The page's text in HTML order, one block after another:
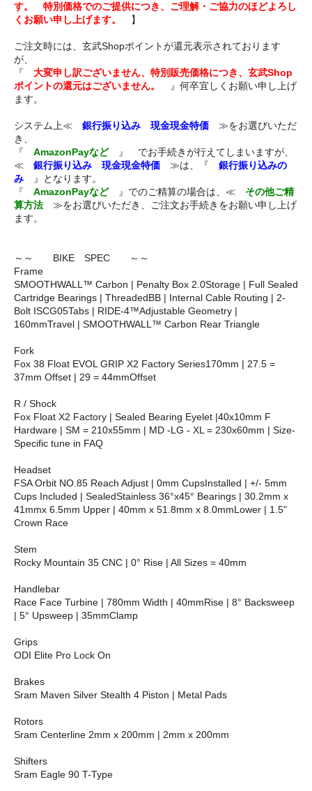
す。 特別価格でのご提供につき、ご理解・ご協力のほどよろし
くお願い申し上げます。
】
ご注文時には、玄武Shopポイントが還元表示されております
が、
『 大変申し訳ございません、特別販売価格につき、玄武Shop
ポイントの還元はございません。
』何卒宜しくお願い申し上げ
ます。
システム上≪ 銀行振り込み 現金現金特価 ≫をお選びいただ
き、
『 AmazonPayなど』 でお手続きが行えてしまいますが、
≪ 銀行振り込み 現金現金特価 ≫は、『 銀行振り込みの
み 』となります。
『 AmazonPayなど』でのご精算の場合は、≪ その他ご精
算方法 ≫をお選びいただき、ご注文お手続きをお願い申し上げ
ます。
～～ BIKE SPEC ～～
Frame
SMOOTHWALL™ Carbon | Penalty Box 2.0Storage | Full Sealed
Cartridge Bearings | ThreadedBB | Internal Cable Routing | 2-
Bolt ISCG05Tabs | RIDE-4™Adjustable Geometry |
160mmTravel | SMOOTHWALL™ Carbon Rear Triangle
Fork
Fox 38 Float EVOL GRIP X2 Factory Series170mm | 27.5 =
37mm Offset | 29 = 44mmOffset
R / Shock
Fox Float X2 Factory | Sealed Bearing Eyelet |40x10mm F
Hardware | SM = 210x55mm | MD -LG - XL = 230x60mm | Size-
Specific tune in FAQ
Headset
FSA Orbit NO.85 Reach Adjust | 0mm CupsInstalled | +/- 5mm
Cups Included | SealedStainless 36°x45° Bearings | 30.2mm x
41mmx 6.5mm Upper | 40mm x 51.8mm x 8.0mmLower | 1.5"
Crown Race
Stem
Rocky Mountain 35 CNC | 0° Rise | All Sizes = 40mm
Handlebar
Race Face Turbine | 780mm Width | 40mmRise | 8° Backsweep
| 5° Upsweep | 35mmClamp
Grips
ODI Elite Pro Lock On
Brakes
Sram Maven Silver Stealth 4 Piston | Metal Pads
Rotors
Sram Centerline 2mm x 200mm | 2mm x 200mm
Shifters
Sram Eagle 90 T-Type